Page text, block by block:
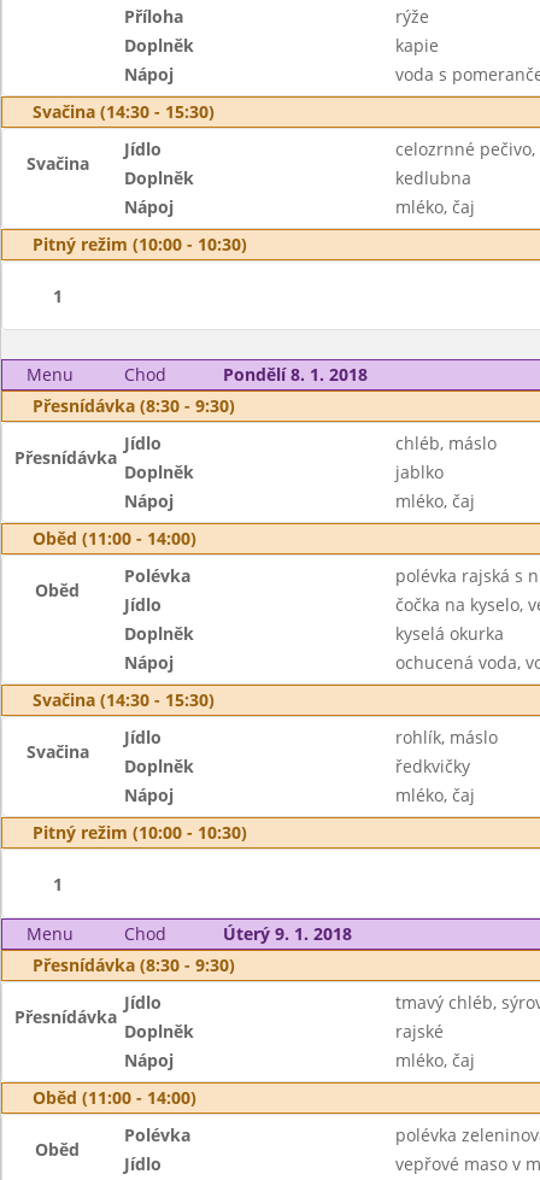
Příloha
rýže
Doplněk
kapie
Nápoj
voda s
Svačina (14:30 - 15:30)
Svačina
Jídlo
celozrnné
Doplněk
kedlubna
Nápoj
mléko, čaj
Pitný režim (10:00 - 10:30)
1
Menu Chod
Pondělí 8. 1. 2018
Přesnídávka (8:30 - 9:30)
Přesnídávka
Jídlo
chléb, máslo
Doplněk
jablko
Nápoj
mléko, čaj
Oběd (11:00 - 14:00)
Oběd
Polévka
polévka rajská s
Jídlo
čočka na kyselo,
Doplněk
kyselá okurka
Nápoj
ochucená voda,
Svačina (14:30 - 15:30)
Svačina
Jídlo
rohlík, máslo
Doplněk
ředkvičky
Nápoj
mléko, čaj
Pitný režim (10:00 - 10:30)
1
Menu Chod
Úterý 9. 1. 2018
Přesnídávka (8:30 - 9:30)
Přesnídávka
Jídlo
tmavý chléb,
Doplněk
rajské
Nápoj
mléko, čaj
Oběd (11:00 - 14:00)
Oběd
Polévka
polévka
Jídlo
vepřové maso v